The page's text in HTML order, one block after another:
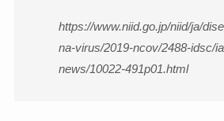
https://www.niid.go.jp/niid/ja/
na-virus/2019-ncov/2488-idsc/
news/10022-491p01.html